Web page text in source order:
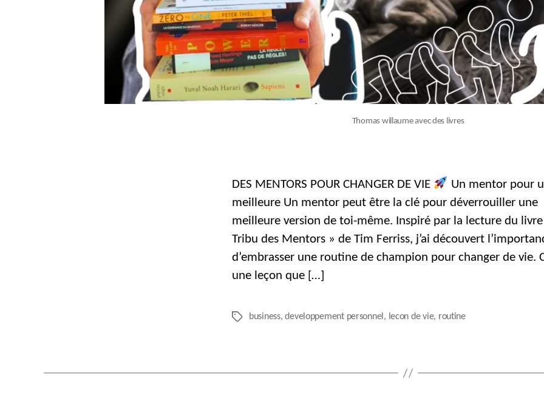
Thomas willaume avec des livres
DES MENTORS POUR CHANGER DE VIE
Un mentor pour
meilleure Un mentor peut être la clé pour déverrouiller une
meilleure version de toi-même. Inspiré par la lecture du livre
Tribu des Mentors » de Tim Ferriss, j’ai découvert
d’embrasser une routine de champion pour changer de vie.
une leçon que […]
Étiquettes
business,developpement personnel, lecon de vie, routine